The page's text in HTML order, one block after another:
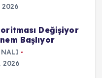
Değişiyor
Başlıyor